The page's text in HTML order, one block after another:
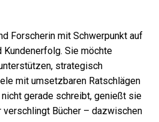
Forscherin mit Schwerpunkt auf
Kundenerfolg. Sie möchte
strategisch
mit umsetzbaren Ratschlägen
gerade schreibt, genießt sie
verschlingt Bücher – dazwischen